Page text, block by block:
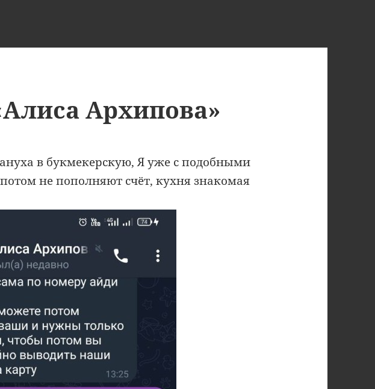
Архипова»
в букмекерскую, Я уже с подобными
не пополняют счёт, кухня знакомая